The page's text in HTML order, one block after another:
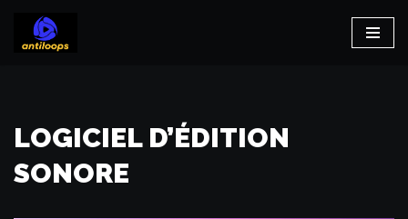
Aller
LOGICIEL D’ÉDITION
SONORE